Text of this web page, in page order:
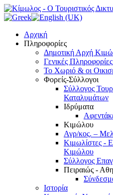
Αρχική
Πληροφορίες
Δημοτική Αρχή
Γενικές Πληροφορίες
Το Xωριό & οι
Φορείς-Σύλλογοι
Σύλλογος
Καταλυμάτων
Ιδρύματα
Κιμώλου
Αγρ/κος. –
Κιμωλίστες -
Κιμώλου
Σύλλογος
Πειραιώς -
Ιστορία